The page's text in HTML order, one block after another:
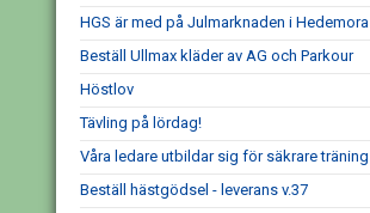
HGS är med på Julmarknaden i Hedemora
Beställ Ullmax kläder av AG och Parkour
Höstlov
Tävling på lördag!
Våra ledare utbildar sig för säkrare träning
Beställ hästgödsel - leverans v.37